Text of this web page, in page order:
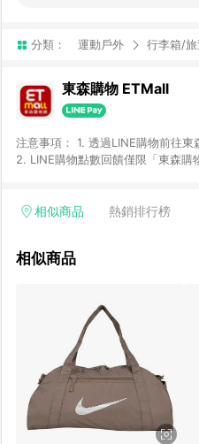
分類： 運動戶外 行李箱/
東森購物 ETMall
注意事項： 1. 透過LINE購物前往
2. LINE購物點數回饋僅限「東森購
「草莓網」全館商品。 4. 如取消
面顯示為準。 7. LINE購物設有「
品資料更新會有時間差，如顯示之
準。 9. 若有贈點爭議，請務必於
贈點回饋。 10. 部分點數紅包僅
紅包頁面規則為準。
相似商品 熱銷排行榜
相似商品